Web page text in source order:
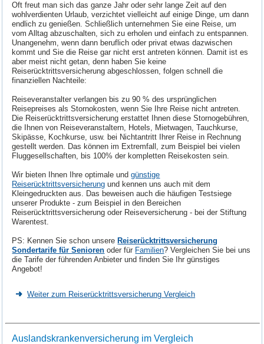
Oft freut man sich das ganze Jahr oder sehr lange Zeit auf den
wohlverdienten Urlaub, verzichtet vielleicht auf einige Dinge, um dann
endlich zu genießen. Schließlich unternehmen Sie eine Reise, um
vom Alltag abzuschalten, sich zu erholen und einfach zu entspannen.
Unangenehm, wenn dann beruflich oder privat etwas dazwischen
kommt und Sie die Reise gar nicht erst antreten können. Damit ist es
aber meist nicht getan, denn haben Sie keine
Reiserücktrittsversicherung abgeschlossen, folgen schnell die
finanziellen Nachteile:
Reiseveranstalter verlangen bis zu 90 % des ursprünglichen
Reisepreises als Stornokosten, wenn Sie Ihre Reise nicht antreten.
Die Reiserücktrittsversicherung erstattet Ihnen diese Stornogebühren,
die Ihnen von Reiseveranstaltern, Hotels, Mietwagen, Tauchkurse,
Skipässe, Kochkurse, usw. bei Nichtantritt Ihrer Reise in Rechnung
gestellt werden. Das können im Extremfall, zum Beispiel bei vielen
Fluggesellschaften, bis 100% der kompletten Reisekosten sein.
Wir bieten Ihnen Ihre optimale undgünstige
Reiserücktrittsversicherung und kennen uns auch mit dem
Kleingedruckten aus. Das beweisen auch die häufigen Testsiege
unserer Produkte - zum Beispiel in den Bereichen
Reiserücktrittsversicherung oder Reiseversicherung - bei der Stiftung
Warentest.
PS: Kennen Sie schon unsere Reiserücktrittsversicherung
Sondertarife für Senioren oder für Familien? Vergleichen Sie bei uns
die Tarife der führenden Anbieter und finden Sie Ihr günstiges
Angebot!
Weiter zum Reiserücktrittsversicherung Vergleich
Auslandskrankenversicherung im Vergleich